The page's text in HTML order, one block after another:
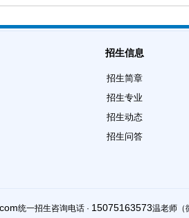
招生信息
招生简章
招生专业
招生动态
招生问答
统一招生咨询电话 · 15075163573温老师（